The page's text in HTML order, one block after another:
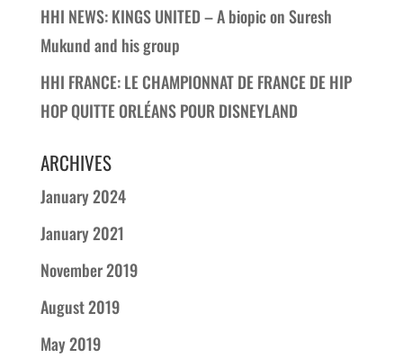
HHI NEWS: KINGS UNITED – A biopic on Suresh
Mukund and his group
HHI FRANCE: LE CHAMPIONNAT DE FRANCE DE HIP
HOP QUITTE ORLÉANS POUR DISNEYLAND
ARCHIVES
January 2024
January 2021
November 2019
August 2019
May 2019